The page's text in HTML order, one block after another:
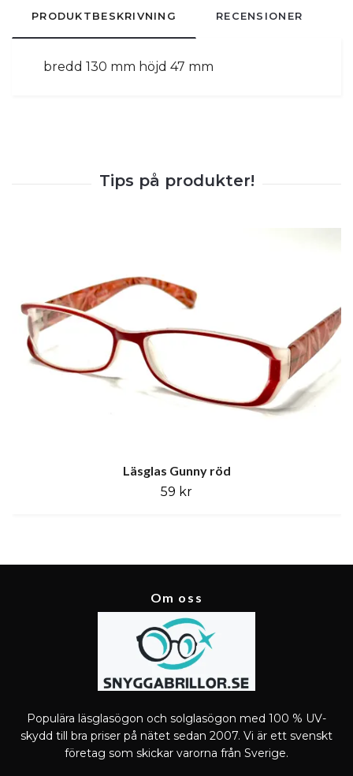
PRODUKTBESKRIVNING RECENSIONER
bredd 130 mm höjd 47 mm
Läsglas Gunny röd
59 kr
Om oss
Populära läsglasögon och solglasögon med 100 % UV-
skydd till bra priser på nätet sedan 2007. Vi är ett svenskt
företag som skickar varorna från Sverige.